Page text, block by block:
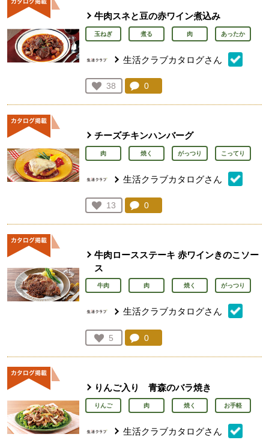
牛肉スネと豆の赤ワイン煮込み
玉ねぎ 煮る 肉 あったか
生活クラブカタログさん
お気に入り登録：
38
人が登録
コメント：
0
チーズチキンハンバーグ
肉 焼く がっつり こってり
生活クラブカタログさん
お気に入り登録：
13
人が登録
コメント：
0
牛肉ロースステーキ 赤ワインきのこソー
ス
牛肉 肉 焼く がっつり
生活クラブカタログさん
お気に入り登録：
5
人が登録
コメント：
0
りんご入り 青森のバラ焼き
りんご 肉 焼く お手軽
生活クラブカタログさん